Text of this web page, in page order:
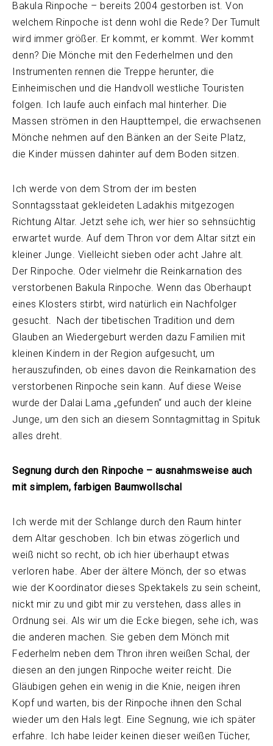
Bakula Rinpoche – bereits 2004 gestorben ist. Von
welchem Rinpoche ist denn wohl die Rede? Der Tumult
wird immer größer. Er kommt, er kommt. Wer kommt
denn? Die Mönche mit den Federhelmen und den
Instrumenten rennen die Treppe herunter, die
Einheimischen und die Handvoll westliche Touristen
folgen. Ich laufe auch einfach mal hinterher. Die
Massen strömen in den Haupttempel, die erwachsenen
Mönche nehmen auf den Bänken an der Seite Platz,
die Kinder müssen dahinter auf dem Boden sitzen.
Ich werde von dem Strom der im besten
Sonntagsstaat gekleideten Ladakhis mitgezogen
Richtung Altar. Jetzt sehe ich, wer hier so sehnsüchtig
erwartet wurde. Auf dem Thron vor dem Altar sitzt ein
kleiner Junge. Vielleicht sieben oder acht Jahre alt.
Der Rinpoche. Oder vielmehr die Reinkarnation des
verstorbenen Bakula Rinpoche. Wenn das Oberhaupt
eines Klosters stirbt, wird natürlich ein Nachfolger
gesucht. Nach der tibetischen Tradition und dem
Glauben an Wiedergeburt werden dazu Familien mit
kleinen Kindern in der Region aufgesucht, um
herauszufinden, ob eines davon die Reinkarnation des
verstorbenen Rinpoche sein kann. Auf diese Weise
wurde der Dalai Lama „gefunden“ und auch der kleine
Junge, um den sich an diesem Sonntagmittag in Spituk
alles dreht.
Segnung durch den Rinpoche – ausnahmsweise auch
mit simplem, farbigen Baumwollschal
Ich werde mit der Schlange durch den Raum hinter
dem Altar geschoben. Ich bin etwas zögerlich und
weiß nicht so recht, ob ich hier überhaupt etwas
verloren habe. Aber der ältere Mönch, der so etwas
wie der Koordinator dieses Spektakels zu sein scheint,
nickt mir zu und gibt mir zu verstehen, dass alles in
Ordnung sei. Als wir um die Ecke biegen, sehe ich, was
die anderen machen. Sie geben dem Mönch mit
Federhelm neben dem Thron ihren weißen Schal, der
diesen an den jungen Rinpoche weiter reicht. Die
Gläubigen gehen ein wenig in die Knie, neigen ihren
Kopf und warten, bis der Rinpoche ihnen den Schal
wieder um den Hals legt. Eine Segnung, wie ich später
erfahre. Ich habe leider keinen dieser weißen Tücher,